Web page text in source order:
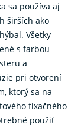
sa používa aj
širších ako
Všetky
s farbou
a
pri otvorení
ktorý sa na
fixačného
použiť